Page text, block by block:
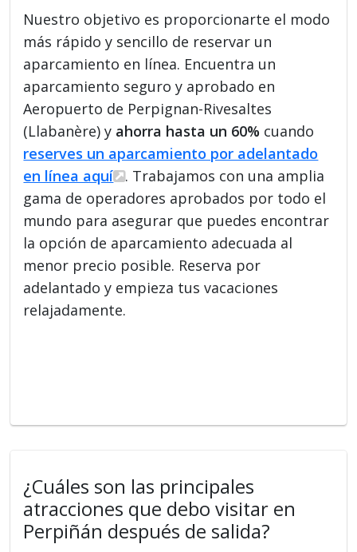
Nuestro objetivo es proporcionarte el modo
más rápido y sencillo de reservar un
aparcamiento en línea. Encuentra un
aparcamiento seguro y aprobado en
Aeropuerto de Perpignan-Rivesaltes
(Llabanère) y ahorra hasta un 60% cuando
reserves un aparcamiento por adelantado
en línea aquí
. Trabajamos con una amplia
gama de operadores aprobados por todo el
mundo para asegurar que puedes encontrar
la opción de aparcamiento adecuada al
menor precio posible. Reserva por
adelantado y empieza tus vacaciones
relajadamente.
¿Cuáles son las principales
atracciones que debo visitar en
Perpiñán después de salida?